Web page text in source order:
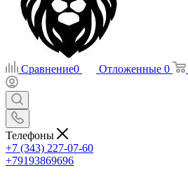
Сравнение0 Отложенные 0
Телефоны
+7 (343) 227-07-60
+79193869696